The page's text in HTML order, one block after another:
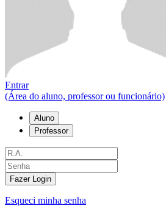
Entrar
(Área do aluno, professor ou funcionário)
Aluno
Professor
Fazer Login
Esqueci minha senha